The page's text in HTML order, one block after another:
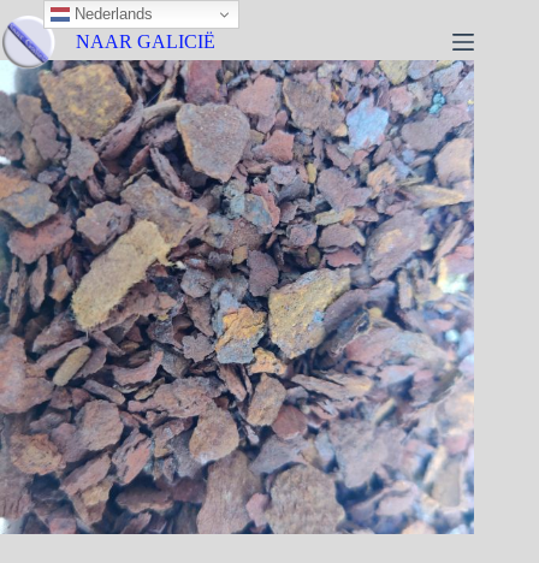
NAAR GALICIË
Nederlands